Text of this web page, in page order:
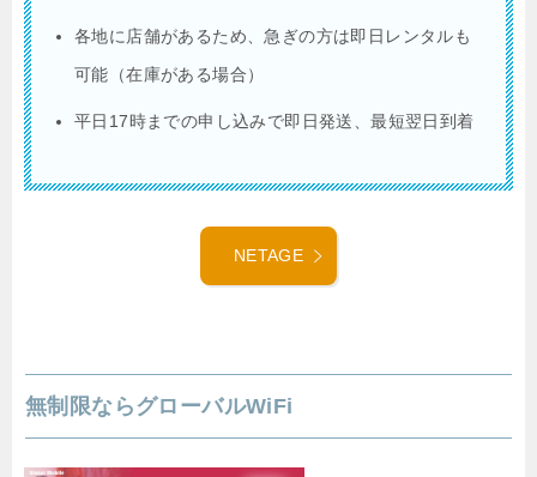
各地に店舗があるため、急ぎの方は即日レンタルも
可能（在庫がある場合）
平日17時までの申し込みで即日発送、最短翌日到着
NETAGE
無制限ならグローバルWiFi